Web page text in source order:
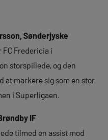
Sønderjyske
Fredericia i
storspillede, og den
at markere sig som en stor
i Superligaen.
IF
tilmed en assist mod